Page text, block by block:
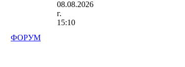
08.08.2026
г.
15:10
ФОРУМ